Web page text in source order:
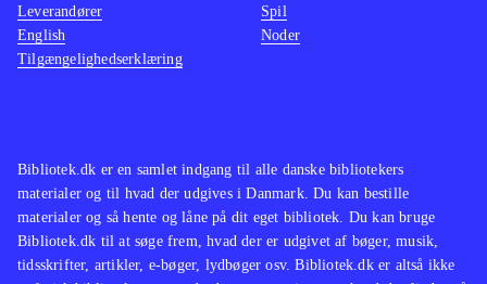
Bibliotek.dk er en samlet indgang til alle danske bibliotekers
materialer og til hvad der udgives i Danmark. Du kan bestille
materialer og så hente og låne på dit eget bibliotek. Du kan bruge
Bibliotek.dk til at søge frem, hvad der er udgivet af bøger, musik,
tidsskrifter, artikler, e-bøger, lydbøger osv. Bibliotek.dk er altså ikke
Leverandører
English
Tilgængelighedserklæring
Spil
Noder